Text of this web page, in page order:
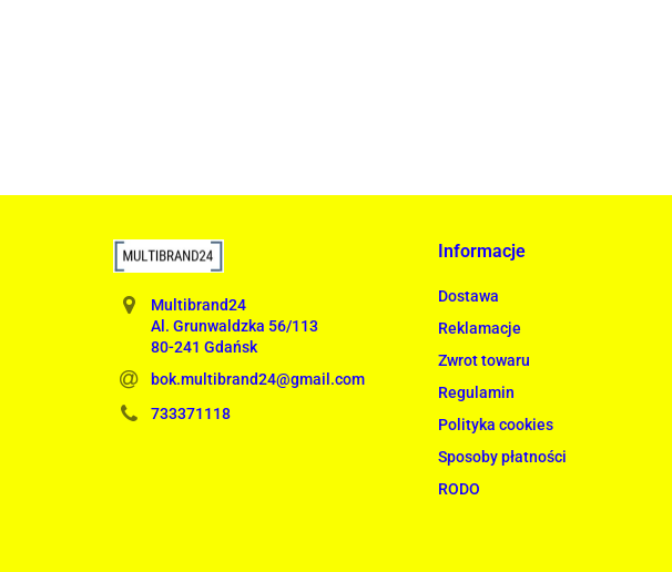
Multibrand24
Al. Grunwaldzka 56/113
80-241 Gdańsk
bok.multibrand24@gmail.com
733371118
Informacje
Dostawa
Reklamacje
Zwrot towaru
Regulamin
Polityka cookies
Sposoby płatności
RODO